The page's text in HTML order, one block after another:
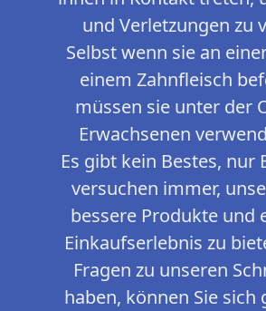
und Verletzungen zu
Selbst wenn sie an
einem Zahnfleisch
müssen sie unter der
Erwachsenen
Es gibt kein Bestes, nur
versuchen immer,
bessere Produkte und
Einkaufserlebnis zu
Fragen zu unseren
haben, können Sie sich